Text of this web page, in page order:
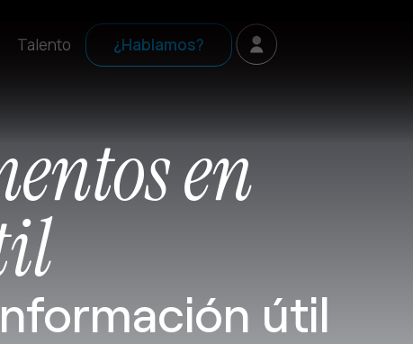
Talento ¿Hablamos?
en
útil